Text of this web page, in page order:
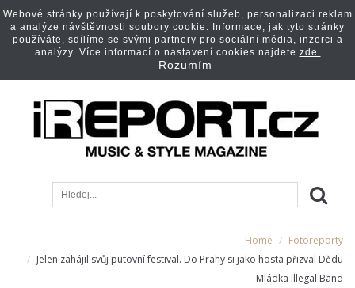
Home
Fotoreporty
Jelen zahájil svůj putovní festival. Do Prahy si jako hosta přizval Dědu
Mládka Illegal Band
Webové stránky používají k poskytování služeb, personalizaci reklam
a analýze návštěvnosti soubory cookie. Informace, jak tyto stránky
používáte, sdílíme se svými partnery pro sociální média, inzerci a
analýzy. Více informací o nastavení cookies najdete zde.
Rozumím